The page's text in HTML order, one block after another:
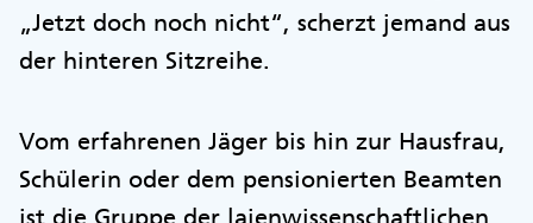
„Jetzt doch noch nicht“, scherzt jemand aus
der hinteren Sitzreihe.
Vom erfahrenen Jäger bis hin zur Hausfrau,
Schülerin oder dem pensionierten Beamten
ist die Gruppe der laienwissenschaftlichen